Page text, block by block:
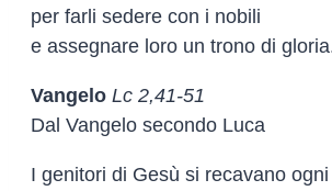
per farli sedere con i nobili
e assegnare loro un trono di
Vangelo Lc 2,41-51
Dal Vangelo secondo Luca
I genitori di Gesù si recavano